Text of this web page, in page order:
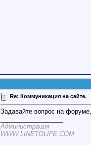
Re: Коммуникация на сайте.
Задавайте вопрос на
Администрация
WWW.LINETOLIFE.COM